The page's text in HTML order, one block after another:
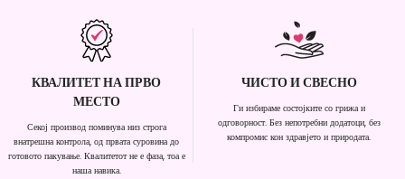
КВАЛИТЕТ НА ПРВО
МЕСТО
Секој производ поминува низ строга
внатрешна контрола, од првата суровина до
готовото пакување. Квалитетот не е фаза, тоа е
наша навика.
ЧИСТО И СВЕСНО
Ги избираме состојките со грижа и
одговорност. Без непотребни додатоци, без
компромис кон здравјето и природата.